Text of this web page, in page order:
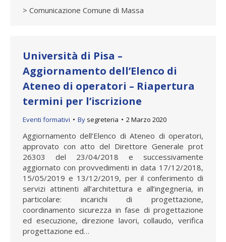
> Comunicazione Comune di Massa
Università di Pisa –
Aggiornamento dell’Elenco di
Ateneo di operatori – Riapertura
termini per l’iscrizione
Eventi formativi By segreteria 2 Marzo 2020
Aggiornamento dell’Elenco di Ateneo di operatori,
approvato con atto del Direttore Generale prot
26303 del 23/04/2018 e successivamente
aggiornato con provvedimenti in data 17/12/2018,
15/05/2019 e 13/12/2019, per il conferimento di
servizi attinenti all’architettura e all’ingegneria, in
particolare: incarichi di progettazione,
coordinamento sicurezza in fase di progettazione
ed esecuzione, direzione lavori, collaudo, verifica
progettazione ed…